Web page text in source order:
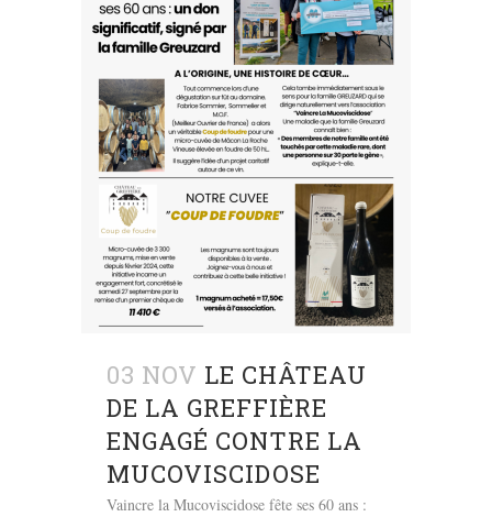
03 NOV LE CHÂTEAU
DE LA GREFFIÈRE
ENGAGÉ CONTRE LA
MUCOVISCIDOSE
Vaincre la Mucoviscidose fête ses 60 ans :